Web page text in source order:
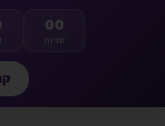
00
שניות